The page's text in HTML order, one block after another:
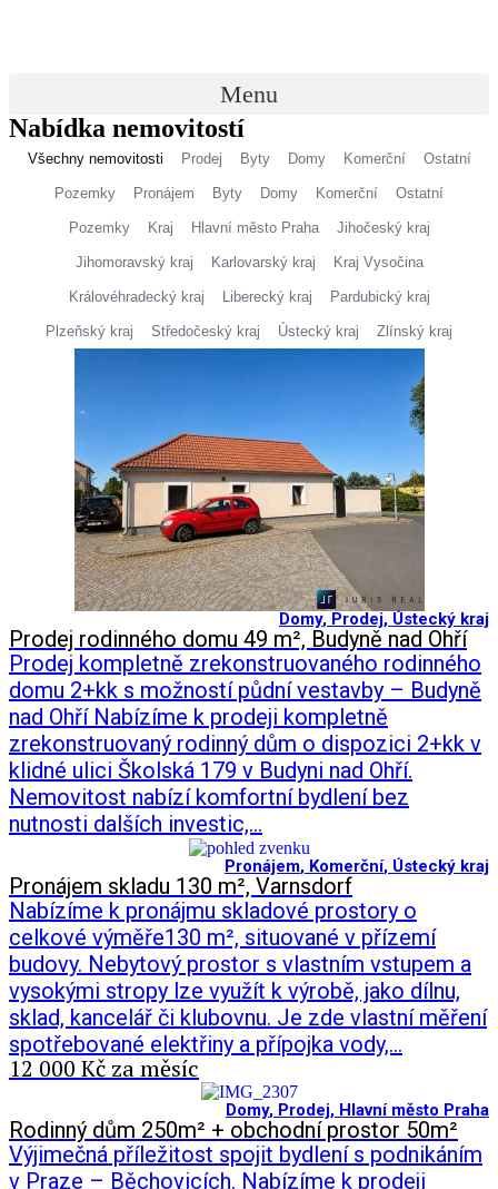
Menu
Nabídka nemovitostí
Prodej Byty Domy Komerční Ostatní
Pozemky Pronájem Byty Domy Komerční Ostatní
Pozemky Kraj Hlavní město Praha Jihočeský kraj
Jihomoravský kraj Karlovarský kraj Kraj Vysočina
Královéhradecký kraj Liberecký kraj Pardubický kraj
Plzeňský kraj Středočeský kraj Ústecký kraj Zlínský kraj
Všechny nemovitosti
Domy, Prodej, Ústecký kraj
Prodej rodinného domu 49 m², Budyně nad Ohří
Prodej kompletně zrekonstruovaného rodinného
domu 2+kk s možností půdní vestavby – Budyně
nad Ohří Nabízíme k prodeji kompletně
zrekonstruovaný rodinný dům o dispozici 2+kk v
klidné ulici Školská 179 v Budyni nad Ohří.
Nemovitost nabízí komfortní bydlení bez
nutnosti dalších investic,…
Pronájem, Komerční, Ústecký kraj
Pronájem skladu 130 m², Varnsdorf
Nabízíme k pronájmu skladové prostory o
celkové výměře130 m², situované v přízemí
budovy. Nebytový prostor s vlastním vstupem a
vysokými stropy lze využít k výrobě, jako dílnu,
sklad, kancelář či klubovnu. Je zde vlastní měření
spotřebované elektřiny a přípojka vody,…
12 000 Kč za měsíc
Domy, Prodej, Hlavní město Praha
Rodinný dům 250m² + obchodní prostor 50m²
Výjimečná příležitost spojit bydlení s podnikáním
v Praze – Běchovicích. Nabízíme k prodeji